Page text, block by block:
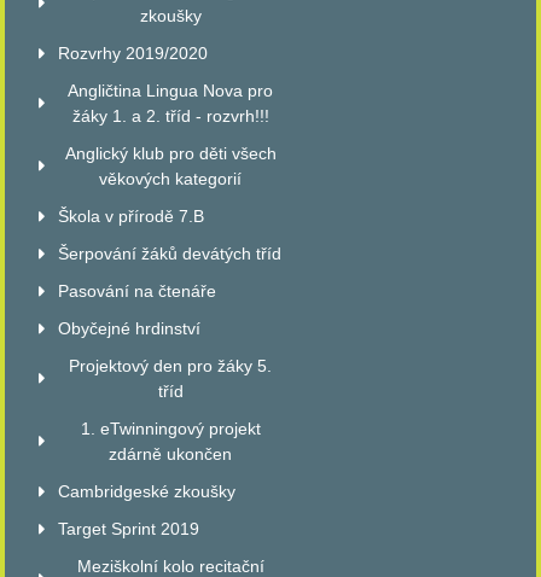
zkoušky
Rozvrhy 2019/2020
Angličtina Lingua Nova pro
žáky 1. a 2. tříd - rozvrh!!!
Anglický klub pro děti všech
věkových kategorií
Škola v přírodě 7.B
Šerpování žáků devátých tříd
Pasování na čtenáře
Obyčejné hrdinství
Projektový den pro žáky 5.
tříd
1. eTwinningový projekt
zdárně ukončen
Cambridgeské zkoušky
Target Sprint 2019
Meziškolní kolo recitační